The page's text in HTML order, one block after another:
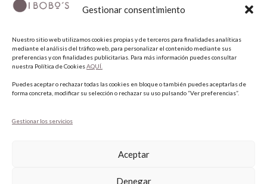
Gestionar consentimiento
Nuestro sitio web utilizamos cookies propias y de terceros para finalidades analíticas
mediante el análisis del tráfico web, para personalizar el contenido mediante sus
preferencias y con finalidades publicitarias. Para más información puedes consultar
nuestra Política de CookiesAQUÍ.
Puedes aceptar o rechazar todas las cookies en bloque o también puedes aceptarlas de
forma concreta, modificar su selección o rechazar su uso pulsando “Ver preferencias”.
Gestionar los servicios
Aceptar
Denegar
SUSCRIBIRME
SÍGUENOS
INSTAGRAM
PINTEREST